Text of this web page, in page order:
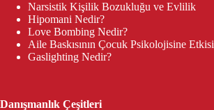
Narsistik Kişilik Bozukluğu ve Evlilik
Hipomani Nedir?
Love Bombing Nedir?
Aile Baskısının Çocuk Psikolojisine Etkisi
Gaslighting Nedir?
Danışmanlık Çeşitleri